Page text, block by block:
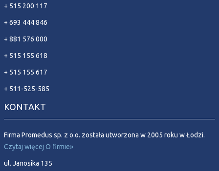
+ 515 200 117
+ 693 444 846
+ 881 576 000
+ 515 155 618
+ 515 155 617
+ 511-525-585
KONTAKT
Firma Promedus sp. z o.o. została utworzona w 2005 roku w Łodzi.
Czytaj więcej O firmie»
ul. Janosika 135